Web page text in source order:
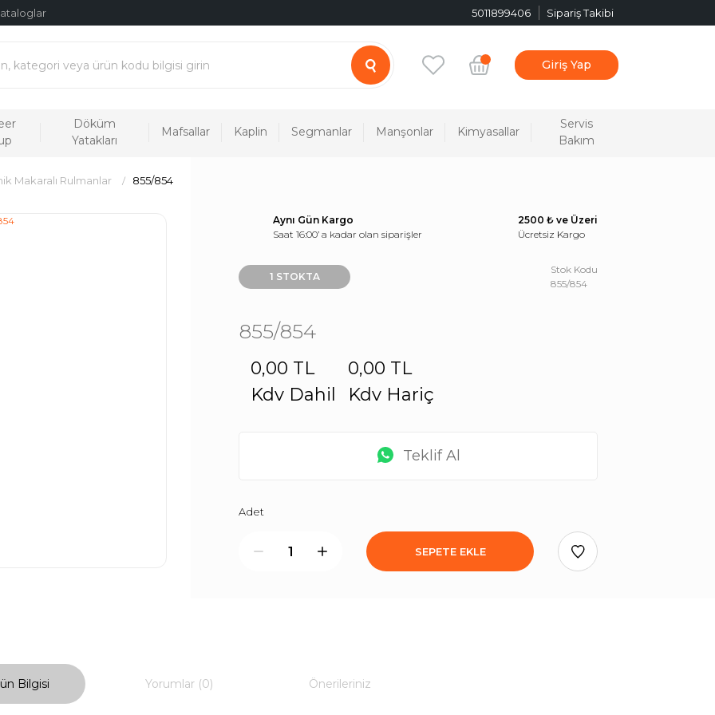
5011899406 Sipariş Takibi
Giriş Yap
Döküm
Yatakları
Mafsallar Kaplin Segmanlar Manşonlar Kimyasallar
Servis
Bakım
Makaralı Rulmanlar 855/854
Aynı Gün Kargo
Saat 16:00’ a kadar olan siparişler
2500 ₺ ve Üzeri
Ücretsiz Kargo
1 STOKTA
Stok Kodu
855/854
855/854
0,00 TL
Kdv Dahil
0,00 TL
Kdv Hariç
Teklif Al
Adet
SEPETE EKLE
Bilgisi Yorumlar (0) Önerileriniz